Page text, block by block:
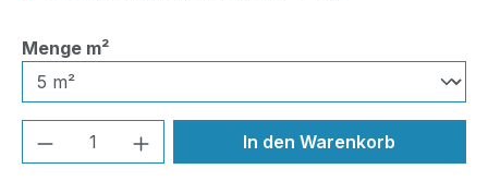
Menge m²auswählen
Produkt Anzahl: Gib denIn den Warenkorb